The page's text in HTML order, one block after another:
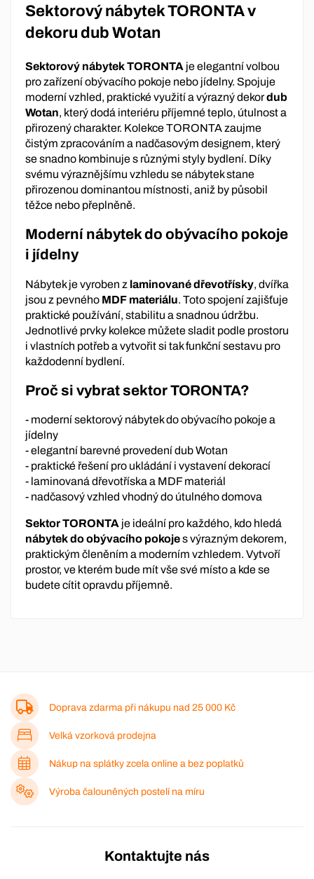
Sektorový nábytek TORONTA v
dekoru dub Wotan
Sektorový nábytek TORONTA je elegantní volbou
pro zařízení obývacího pokoje nebo jídelny. Spojuje
moderní vzhled, praktické využití a výrazný dekordub
Wotan, který dodá interiéru příjemné teplo, útulnost a
přirozený charakter. Kolekce TORONTA zaujme
čistým zpracováním a nadčasovým designem, který
se snadno kombinuje s různými styly bydlení. Díky
svému výraznějšímu vzhledu se nábytek stane
přirozenou dominantou místnosti, aniž by působil
těžce nebo přeplněně.
Moderní nábytek do obývacího pokoje
i jídelny
Nábytek je vyroben z laminované dřevotřísky, dvířka
jsou z pevného MDF materiálu. Toto spojení zajišťuje
praktické používání, stabilitu a snadnou údržbu.
Jednotlivé prvky kolekce můžete sladit podle prostoru
i vlastních potřeb a vytvořit si tak funkční sestavu pro
každodenní bydlení.
Proč si vybrat sektor TORONTA?
- moderní sektorový nábytek do obývacího pokoje a
jídelny
- elegantní barevné provedení dub Wotan
- praktické řešení pro ukládání i vystavení dekorací
- laminovaná dřevotříska a MDF materiál
- nadčasový vzhled vhodný do útulného domova
Sektor TORONTA je ideální pro každého, kdo hledá
nábytek do obývacího pokojes výrazným dekorem,
praktickým členěním a moderním vzhledem. Vytvoří
prostor, ve kterém bude mít vše své místo a kde se
budete cítit opravdu příjemně.
Doprava zdarma při nákupu nad 25 000 Kč
Velká vzorková prodejna
Nákup na splátky zcela online a bez poplatků
Výroba čalouněných postelí na míru
Kontaktujte nás